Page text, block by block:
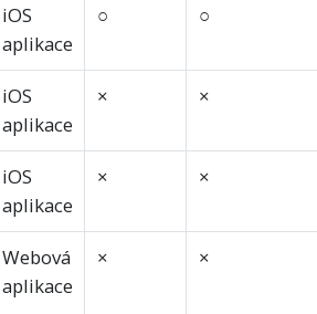
iOS
aplikace
○ ○
iOS
aplikace
× ×
iOS
aplikace
× ×
Webová
aplikace
× ×